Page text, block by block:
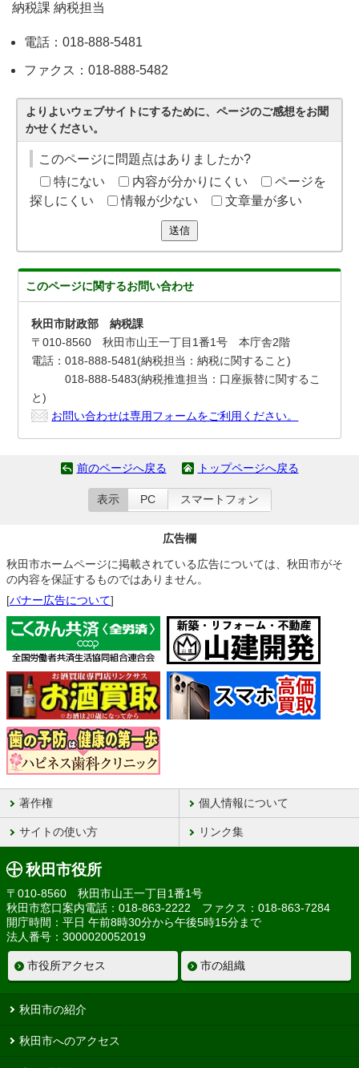
納税課 納税担当
電話：018-888-5481
ファクス：018-888-5482
よりよいウェブサイトにするために、ページのご感想をお聞
かせください。
このページに問題点はありましたか?
特にない
内容が分かりにくい
ページを
探しにくい
情報が少ない 文章量が多い
送信
このページに関するお問い合わせ
秋田市財政部 納税課
〒010-8560 秋田市山王一丁目1番1号 本庁舎2階
電話：018-888-5481(納税担当：納税に関すること)
018-888-5483(納税推進担当：口座振替に関するこ
と)
お問い合わせは専用フォームをご利用ください。
前のページへ戻る トップページへ戻る
表示 PC スマートフォン
広告欄
秋田市ホームページに掲載されている広告については、秋田市がそ
の内容を保証するものではありません。
[バナー広告について]
著作権 個人情報について
サイトの使い方 リンク集
秋田市役所
〒010-8560 秋田市山王一丁目1番1号
秋田市窓口案内電話：018-863-2222 ファクス：018-863-7284
開庁時間：平日 午前8時30分から午後5時15分まで
法人番号：3000020052019
市役所アクセス 市の組織
秋田市の紹介
秋田市へのアクセス